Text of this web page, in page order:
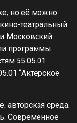
но её можно
театральный
Московский
программы
55.05.01
“Актёрское
авторская среда,
Современное